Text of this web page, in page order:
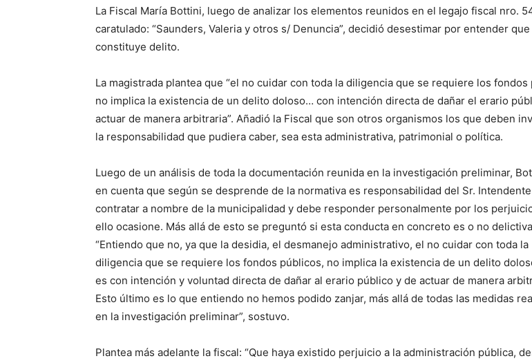
La Fiscal María Bottini, luego de analizar los elementos reunidos en el legajo fiscal nro.
caratulado: “Saunders, Valeria y otros s/ Denuncia”, decidió desestimar por entender que
constituye delito.
La magistrada plantea que “el no cuidar con toda la diligencia que se requiere los fondos
no implica la existencia de un delito doloso… con intención directa de dañar el erario
actuar de manera arbitraria”. Añadió la Fiscal que son otros organismos los que deben
la responsabilidad que pudiera caber, sea esta administrativa, patrimonial o política.
Luego de un análisis de toda la documentación reunida en la investigación preliminar,
en cuenta que según se desprende de la normativa es responsabilidad del Sr. Intendente
contratar a nombre de la municipalidad y debe responder personalmente por los
ello ocasione. Más allá de esto se preguntó si esta conducta en concreto es o no
“Entiendo que no, ya que la desidia, el desmanejo administrativo, el no cuidar con toda la
diligencia que se requiere los fondos públicos, no implica la existencia de un delito
es con intención y voluntad directa de dañar al erario público y de actuar de manera
Esto último es lo que entiendo no hemos podido zanjar, más allá de todas las medidas
en la investigación preliminar”, sostuvo.
Plantea más adelante la fiscal: “Que haya existido perjuicio a la administración pública,